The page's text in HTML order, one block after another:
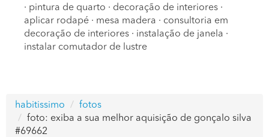
· pintura de quarto · decoração de interiores ·
aplicar rodapé · mesa madera · consultoria em
decoração de interiores · instalação de janela ·
instalar comutador de lustre
habitissimo
fotos
foto: exiba a sua melhor aquisição de gonçalo silva
#69662